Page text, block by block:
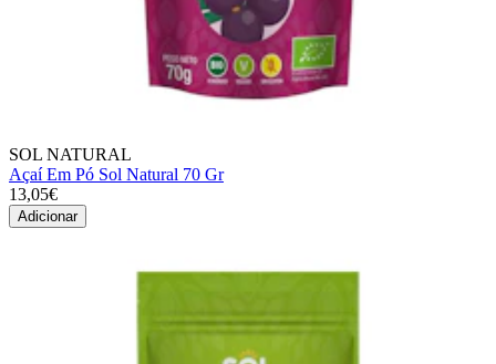
SOL NATURAL
Açaí Em Pó Sol Natural 70 Gr
13,05€
Adicionar